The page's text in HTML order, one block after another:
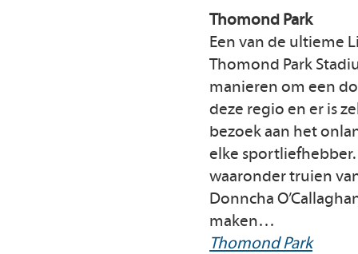
Thomond Park
Een van de ultieme
Thomond Park
manieren om een
deze regio en er is
bezoek aan het
elke
waaronder truien
Donncha
maken…
Thomond Park